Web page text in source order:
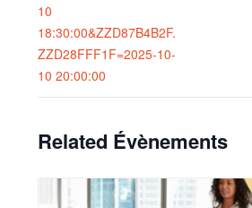
10
18:30:00&ZZD87B4B2F.
ZZD28FFF1F=2025-10-
10 20:00:00
Related Évènements